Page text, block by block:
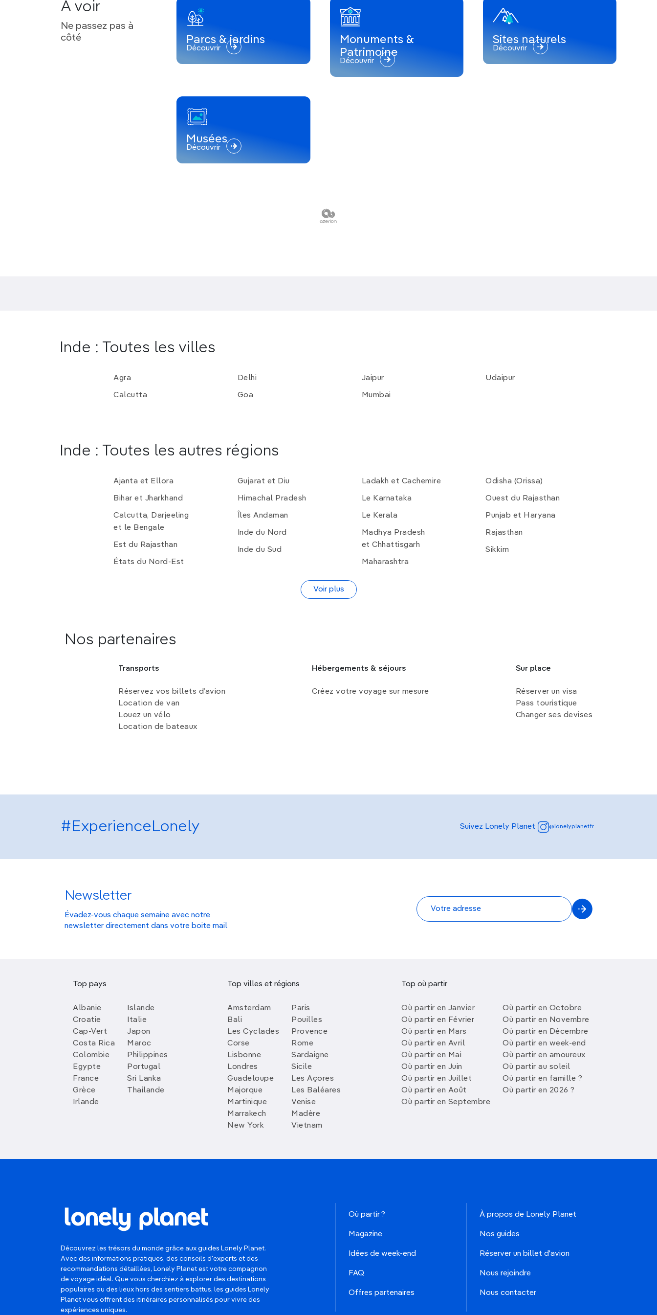
Le saint des saints pour les sikhs
étincelle au milieu d’un bassin sacré. Ce
gurdwara (temple sikh) recouvert d’or attire
des millions de pèlerins du monde
entie r. Sa découverte marquera un temps fort de votre voyage en Inde.
Culture tibétaine à McLeod Ganj
large
forte empreinte spirituelle et alternative, attire chaque année de nombreux
Sports d’aventure à Manali
A voir
Ne passez pas à
côté
Parcs & jardins
Découvrir
Monuments &
Patrimoine
Découvrir
Sites naturels
Découvrir
Musées
Découvrir
Inde : Toutes les villes
Agra
Calcutta
Delhi
Goa
Jaipur
Mumbai
Udaipur
Inde : Toutes les autres régions
Ajanta et Ellora
Bihar et Jharkhand
Calcutta, Darjeeling
et le Bengale
Est du Rajasthan
États du Nord-Est
Gujarat et Diu
Himachal Pradesh
Îles Andaman
Inde du Nord
Inde du Sud
Ladakh et Cachemire
Le Karnataka
Le Kerala
Madhya Pradesh
et Chhattisgarh
Maharashtra
Odisha (Orissa)
Ouest du Rajasthan
Punjab et Haryana
Rajasthan
Sikkim
Voir plus
Nos partenaires
Transports
Réservez vos billets d’avion
Location de van
Louez un vélo
Location de bateaux
Hébergements & séjours
Créez votre voyage sur mesure
Sur place
Réserver un visa
Pass touristique
Changer ses devises
#ExperienceLonely Suivez Lonely Planet @lonelyplanetfr
Newsletter
Évadez-vous chaque semaine avec notre
newsletter directement dans votre boite mail
Top pays
Albanie
Croatie
Cap-Vert
Costa Rica
Colombie
Egypte
France
Grèce
Irlande
Islande
Italie
Japon
Maroc
Philippines
Portugal
Sri Lanka
Thailande
Top villes et régions
Amsterdam
Bali
Les Cyclades
Corse
Lisbonne
Londres
Guadeloupe
Majorque
Martinique
Marrakech
New York
Paris
Pouilles
Provence
Rome
Sardaigne
Sicile
Les Açores
Les Baléares
Venise
Madère
Vietnam
Top où partir
Où partir en Janvier
Où partir en Février
Où partir en Mars
Où partir en Avril
Où partir en Mai
Où partir en Juin
Où partir en Juillet
Où partir en Août
Où partir en Septembre
Où partir en Octobre
Où partir en Novembre
Où partir en Décembre
Où partir en week-end
Où partir en amoureux
Où partir au soleil
Où partir en famille ?
Où partir en 2026 ?
Découvrez les trésors du monde grâce aux guides Lonely Planet.
Avec des informations pratiques, des conseils d'experts et des
recommandations détaillées, Lonely Planet est votre compagnon
de voyage idéal. Que vous cherchiez à explorer des destinations
populaires ou des lieux hors des sentiers battus, les guides Lonely
Planet vous offrent des itinéraires personnalisés pour vivre des
expériences uniques.
Où partir ?
Magazine
Idées de week-end
FAQ
Offres partenaires
À propos de Lonely Planet
Nos guides
Réserver un billet d'avion
Nous rejoindre
Nous contacter